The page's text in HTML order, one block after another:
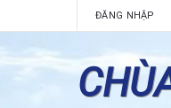
ĐĂNG NHẬP